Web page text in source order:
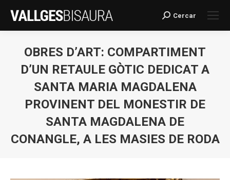
Search:
Cercar
OBRES D’ART: COMPARTIMENT
D’UN RETAULE GÒTIC DEDICAT A
SANTA MARIA MAGDALENA
PROVINENT DEL MONESTIR DE
SANTA MAGDALENA DE
CONANGLE, A LES MASIES DE RODA